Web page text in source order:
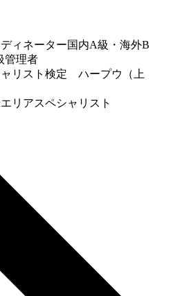
ィネーター国内A級・海外B
管理者
リスト検定 ハープウ（上
リアスペシャリスト